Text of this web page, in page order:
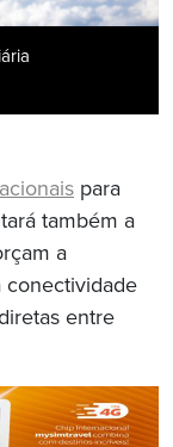
para
também a
a
conectividade
entre